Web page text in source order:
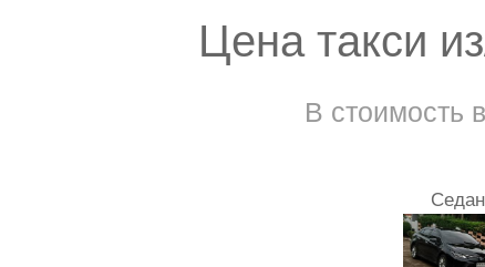
Цена такси
В стоимость
Седан